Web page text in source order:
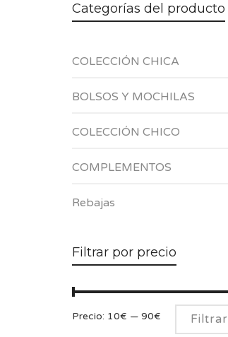
Categorías del producto
COLECCIÓN CHICA
BOLSOS Y MOCHILAS
COLECCIÓN CHICO
COMPLEMENTOS
Rebajas
Filtrar por precio
Filtrar
Precio: 10€ — 90€